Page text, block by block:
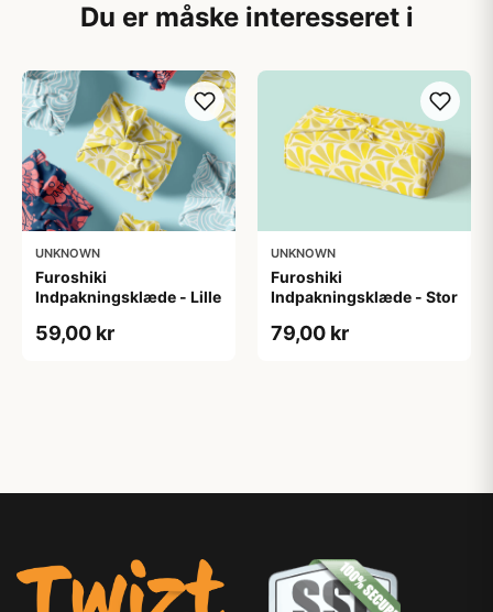
Du er måske interesseret i
UNKNOWN
Furoshiki
Indpakningsklæde - Lille
59,00 kr
UNKNOWN
Furoshiki
Indpakningsklæde - Stor
79,00 kr